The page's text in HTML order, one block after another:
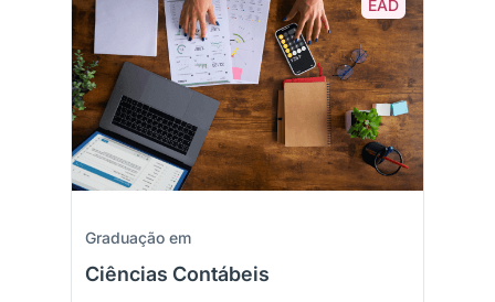
EAD
Graduação em
Ciências Contábeis